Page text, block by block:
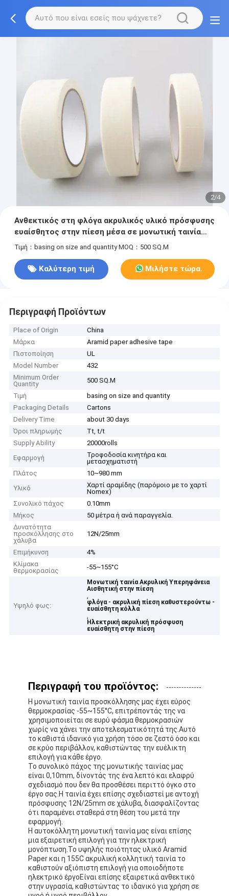
2/4
Ανθεκτικός στη φλόγα ακρυλικός υλικό πρόσφυσης
ευαίσθητος στην πίεση μέσα σε μονωτική ταινία
πρόσφυσης Ηλεκτρική
Τιμή：basing on size and quantity MOQ：500 SQ.M
Καλύτερη τιμή Μιλήστε τώρα.
Περιγραφή Προϊόντων
Place of Origin
China
Μάρκα
Aramid paper adhesive tape
Πιστοποίηση
UL
Model Number
432
Minimum Order
Quantity
500 SQ.M
Τιμή
basing on size and quantity
Packaging Details
Cartons
Delivery Time
about 30 days
Όροι πληρωμής
Tt, t/t
Supply Ability
20000rolls
Εφαρμογή
Τροφοδοσία κινητήρα και
μετασχηματιστή
Πλάτος
10~980 mm
Υλικό
Χαρτί αραμίδης (παρόμοιο με το χαρτί
Nomex)
Συνολικό πάχος
0.10mm
Μήκος
50 μέτρα ή ανά παραγγελία.
Δυνατότητα
προσκόλλησης στο
χάλυβα
12N/25mm
Επιμήκυνση
4%
Κλίμακα
θερμοκρασίας
-55~155°C
Υψηλό φως:
Μονωτική ταινία Ακρυλική Υπερηφάνεια
Αισθητική στην πίεση
,
φλόγα - ακρυλική πίεση καθυστερούντω -
ευαίσθητη κόλλα
,
Ηλεκτρική ακρυλική πρόσφυση
ευαίσθητη στην πίεση
Περιγραφή του προϊόντος:
Η μονωτική ταινία προσκόλλησης μας έχει εύρος
θερμοκρασίας -55~155°C, επιτρέποντάς της να
χρησιμοποιείται σε ευρύ φάσμα θερμοκρασιών
χωρίς να χάνει την αποτελεσματικότητά της.Αυτό
το καθιστά ιδανικό για χρήση τόσο σε ζεστό όσο και
σε κρύο περιβάλλον, καθιστώντας την ευέλικτη
επιλογή για κάθε έργο.
Το συνολικό πάχος της μονωτικής ταινίας μας
είναι 0,10mm, δίνοντάς της ένα λεπτό και ελαφρύ
σχεδιασμό που δεν θα προσθέσει περιττό όγκο στο
έργο σας.Η ταινία έχει επίσης σχεδιαστεί με αντοχή
πρόσφυσης 12N/25mm σε χάλυβα, διασφαλίζοντας
ότι παραμένει σταθερά στη θέση του μετά την
εφαρμογή.
Η αυτοκόλλητη μονωτική ταινία μας είναι επίσης
μια εξαιρετική επιλογή για την ηλεκτρική
μονόπτωση.Το υψηλής ποιότητας υλικό Aramid
Paper και η 155C ακρυλική κολλητική ταινία το
καθιστούν αξιόπιστη επιλογή για οποιοδήποτε
ηλεκτρικό έργοΕίναι επίσης εξαιρετικά ανθεκτικό
στην υγρασία, καθιστώντας το ιδανικό για χρήση σε